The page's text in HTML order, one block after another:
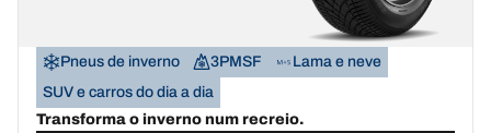
Pneus de inverno 3PMSF
Lama e neve
SUV e carros do dia a dia
Transforma o inverno num recreio.